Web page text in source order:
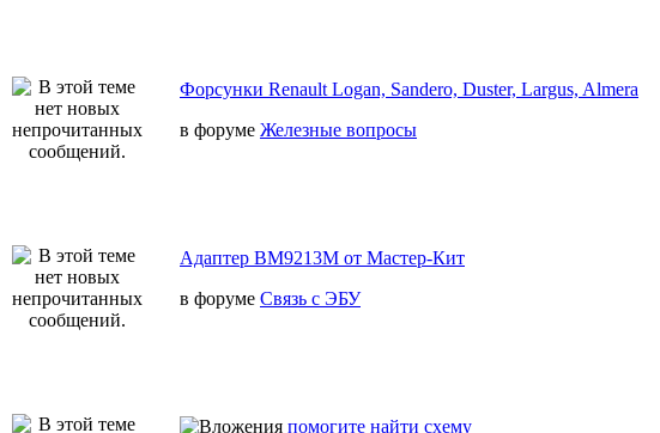
Форсунки Renault Logan, Sandero, Duster, Largus, Almera
в форуме Железные вопросы
Адаптер BM9213M от Мастер-Кит
в форуме Связь с ЭБУ
помогите найти схему